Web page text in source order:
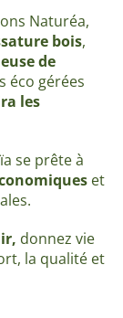
Naturéa,
bois,
de
éco gérées
les
se prête à
et
donnez vie
la qualité et